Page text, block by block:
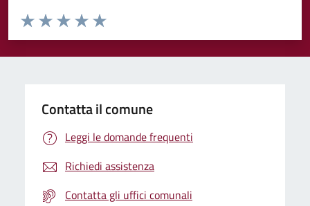
Valuta da 1 a 5 stelle la pagina
Valuta 5 stelle su 5
Valuta 4 stelle su 5
Valuta 3 stelle su 5
Valuta 2 stelle su 5
Valuta 1 stelle su 5
Contatta il comune
Leggi le domande frequenti
Richiedi assistenza
Contatta gli uffici comunali